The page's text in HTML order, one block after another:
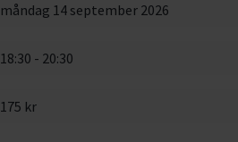
måndag 14 september 2026
18:30 - 20:30
175 kr